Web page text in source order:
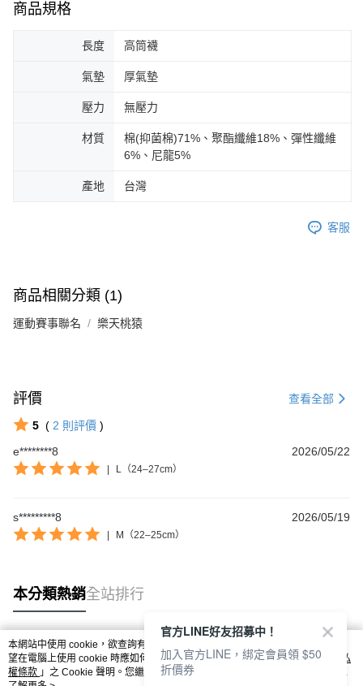
商品規格
長度 高筒襪
氣墊 厚氣墊
壓力 無壓力
材質
棉(抑菌棉)71%、聚酯纖維18%、彈性纖維
6%、尼龍5%
產地 台灣
客服
商品相關分類 (1)
運動賽事聯名 樂天桃猿
評價 查看全部
5 ( 2 則評價 )
e********8
2026/05/22
L（24–27cm）
s*********8 2026/05/19
M（22–25cm）
本分類熱銷全站排行
熱門標籤
本網站中使用 cookie，欲查詢有關本網站使用 cookie 方式之詳情，及若您不希
望在電腦上使用 cookie 時應如何變更電腦的 cookie 設定，請參閱本網站「
隱私
權條款 」之 Cookie 聲明。您繼續使用本網站即表示您同意本公司得按本網站使
【新好友再領好禮】
https://www.footer.com.tw/page/
官方LINE好友招募中！
加入官方LINE，綁定會員領 $50
折價券